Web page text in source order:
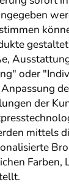
oder
der
mittels
Farben,